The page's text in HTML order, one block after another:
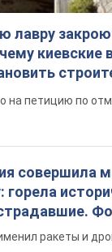
лавру
киевские
на петицию по
совершила
горела
ракеты и